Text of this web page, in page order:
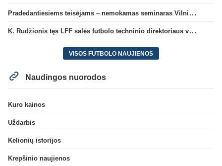
Pradedantiesiems teisėjams – nemokamas seminaras Vilniuje šį penktadienį
K. Rudžionis tęs LFF salės futbolo techninio direktoriaus veiklą
VISOS FUTBOLO NAUJIENOS
Naudingos nuorodos
Kuro kainos
Uždarbis
Kelionių istorijos
Krepšinio naujienos